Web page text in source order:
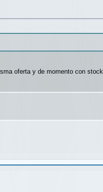
oferta y de momento con stock